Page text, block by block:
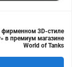
фирменном 3D-стиле
в премиум магазине
World of Tanks